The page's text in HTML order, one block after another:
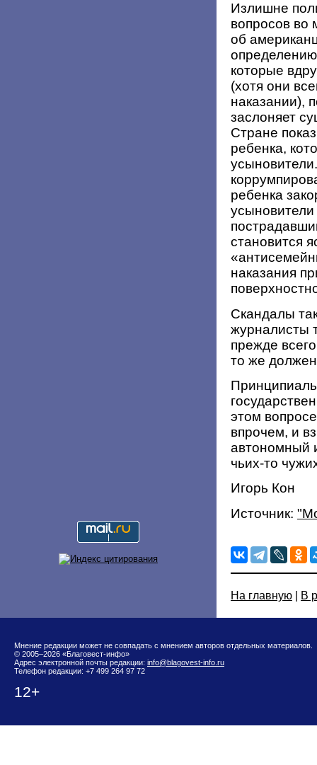
Излишне
вопросов во
об
которые
(хотя они
наказании),
заслоняет
Стране
ребенка,
ребенка
становится
наказания
Скандалы
журналисты
прежде
то же
этом
впрочем, и
автономный
чьих-то
Игорь Кон
Источник:
На главную В
Мнение редакции может не совпадать с мнением авторов отдельных материалов.
© 2005–2026 «Благовест-инфо»
Адрес электронной почты редакции: info@blagovest-info.ru
Телефон редакции: +7 499 264 97 72
12+